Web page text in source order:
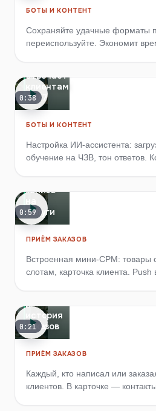
БОТЫ И КОНТЕНТ
Сохраняйте удачные форматы
переиспользуйте. Экономит
отвечает
клиентам
24/7
0:38
БОТЫ И КОНТЕНТ
Настройка ИИ-ассистента:
обучение на ЧЗВ, тон ответов.
СРМ:
приём
запись
услуги
0:59
ПРИЁМ ЗАКАЗОВ
Встроенная мини-СРМ: товары
слотам, карточка клиента. Push
и
история
заказов
0:21
ПРИЁМ ЗАКАЗОВ
Каждый, кто написал или
клиентов. В карточке —